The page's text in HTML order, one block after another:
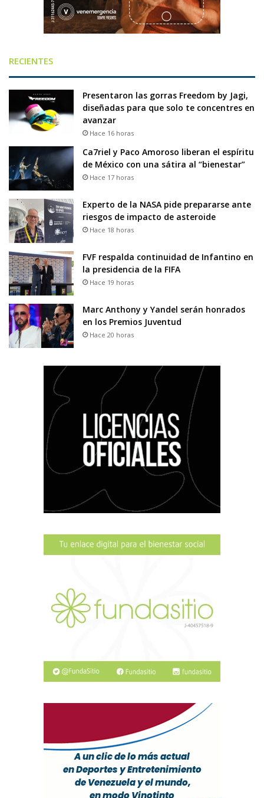
RECIENTES
Presentaron las gorras Freedom by Jagi,
diseñadas para que solo te concentres en
avanzar
Hace 16 horas
Ca7riel y Paco Amoroso liberan el espíritu
de México con una sátira al “bienestar”
Hace 17 horas
Experto de la NASA pide prepararse ante
riesgos de impacto de asteroide
Hace 18 horas
FVF respalda continuidad de Infantino en
la presidencia de la FIFA
Hace 19 horas
Marc Anthony y Yandel serán honrados
en los Premios Juventud
Hace 20 horas